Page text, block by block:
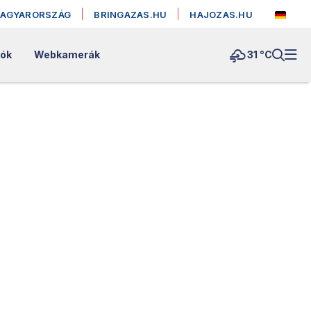
BRINGAZAS.HU HAJOZAS.HU
Webkamerák 31 °C